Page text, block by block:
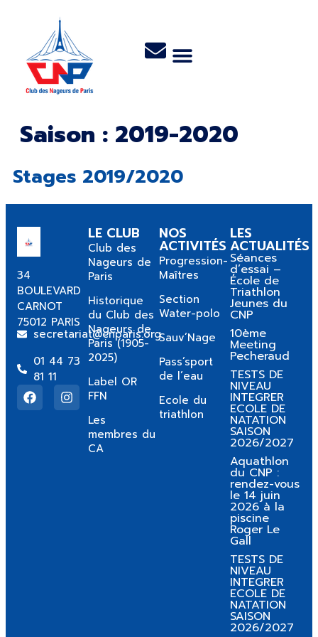
Saison : 2019-2020
Stages 2019/2020
34
BOULEVARD
CARNOT
75012 PARIS
secretariat@cnparis.org
01 44 73
81 11
LE CLUB
Club des
Nageurs de
Paris
Historique
du Club des
Nageurs de
Paris (1905-
2025)
Label OR
FFN
Les
membres du
CA
NOS
ACTIVITÉS
Progression-
Maîtres
Section
Water-polo
Sauv’Nage
Pass’sport
de l’eau
Ecole du
triathlon
LES
ACTUALITÉS
Séances
d’essai –
École de
Triathlon
Jeunes du
CNP
10ème
Meeting
Pecheraud
TESTS DE
NIVEAU
INTEGRER
ECOLE DE
NATATION
SAISON
2026/2027
Aquathlon
du CNP :
rendez-vous
le 14 juin
2026 à la
piscine
Roger Le
Gall
TESTS DE
NIVEAU
INTEGRER
ECOLE DE
NATATION
SAISON
2026/2027